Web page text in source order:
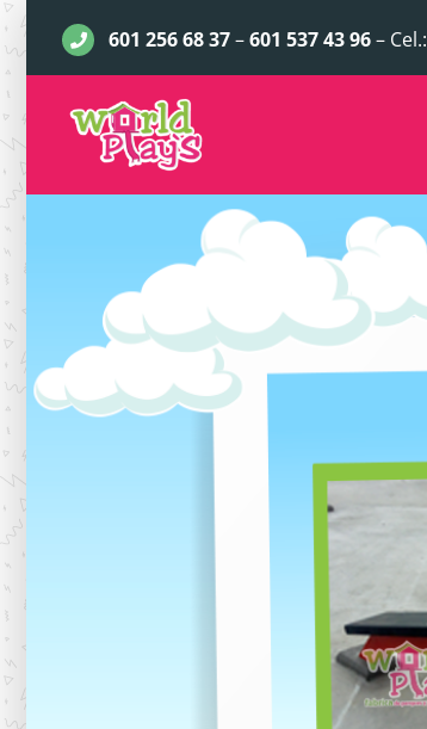
Saltar
al
contenido
601 256 68 37–601 537 43 96– Cel.: